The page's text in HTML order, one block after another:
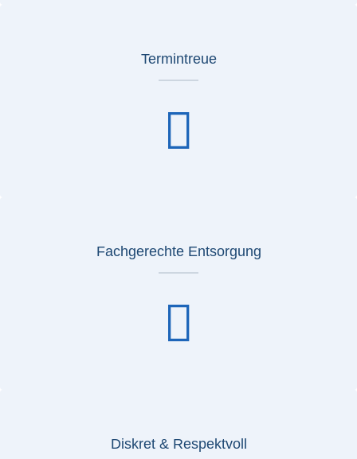
Termintreue
Fachgerechte Entsorgung
Diskret & Respektvoll